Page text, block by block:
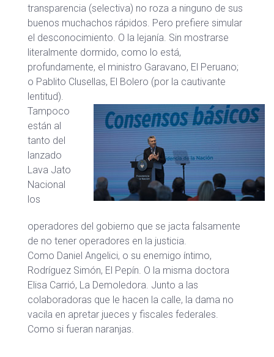
transparencia (selectiva) no roza a ninguno de sus
buenos muchachos rápidos. Pero prefiere simular
el desconocimiento. O la lejanía. Sin mostrarse
literalmente dormido, como lo está,
profundamente, el ministro Garavano, El Peruano;
o Pablito Clusellas, El Bolero (por la cautivante
lentitud).
Tampoco
están al
tanto del
lanzado
Lava Jato
Nacional
los
operadores del gobierno que se jacta falsamente
de no tener operadores en la justicia.
Como Daniel Angelici, o su enemigo íntimo,
Rodríguez Simón, El Pepín. O la misma doctora
Elisa Carrió, La Demoledora. Junto a las
colaboradoras que le hacen la calle, la dama no
vacila en apretar jueces y fiscales federales.
Como si fueran naranjas.